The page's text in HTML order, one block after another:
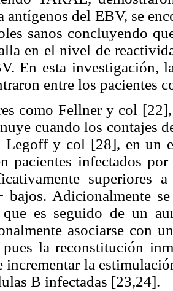
antígenos del EBV, se
sanos concluyendo
en el nivel de
En esta investigación,
entre los pacientes
como Fellner y col
cuando los contajes
Legoff y col [28], en un
pacientes infectados
superiores
bajos. Adicionalmente
es seguido de un
asociarse con
la reconstitución
incrementar la
B infectadas [23,24].